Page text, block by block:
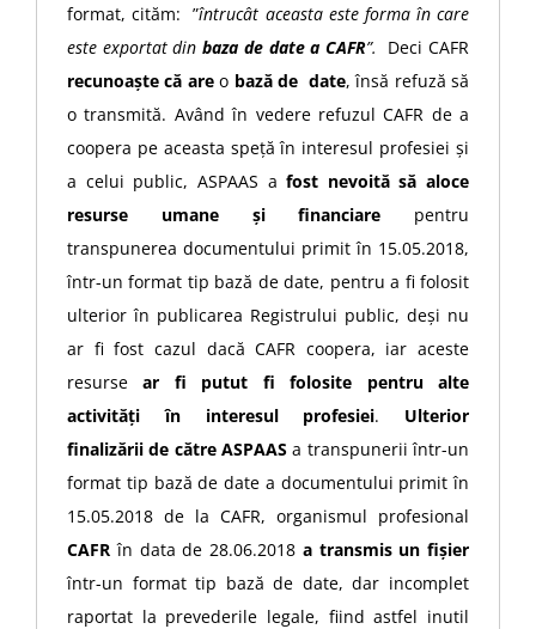
format, cităm: ”întrucât aceasta este forma în care
este exportat dinbaza de date a CAFR”.
Deci CAFR
recunoaște că areo bază de date, însă refuză să
o transmită. Având în vedere refuzul CAFR de a
coopera pe aceasta speță în interesul profesiei și
a celui public, ASPAAS a fost nevoită să aloce
resurse umane și financiare pentru
transpunerea documentului primit în 15.05.2018,
într-un format tip bază de date, pentru a fi folosit
ulterior în publicarea Registrului public, deși nu
ar fi fost cazul dacă CAFR coopera, iar aceste
resursear fi putut fi folosite pentru alte
activități în interesul profesiei. Ulterior
finalizării de către ASPAAS a transpunerii într-un
format tip bază de date a documentului primit în
15.05.2018 de la CAFR, organismul profesional
CAFRîn data de 28.06.2018 a transmis un fișier
într-un format tip bază de date, dar incomplet
raportat la prevederile legale, fiind astfel inutil